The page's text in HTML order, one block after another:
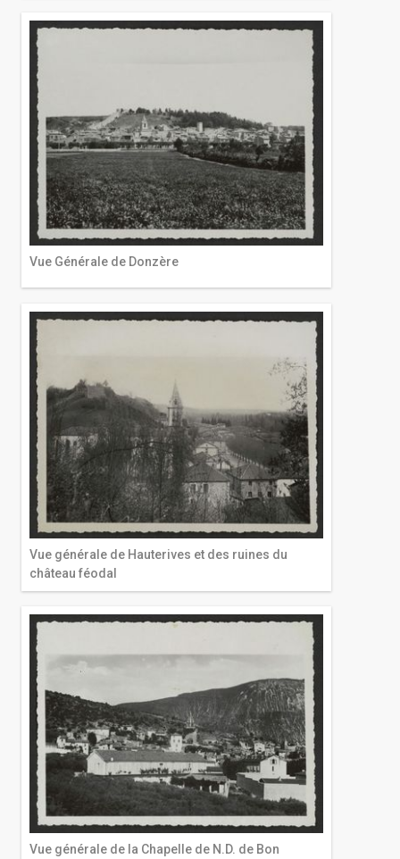
Vue Générale de Donzère
Vue générale de Hauterives et des ruines du
château féodal
Vue générale de la Chapelle de N.D. de Bon